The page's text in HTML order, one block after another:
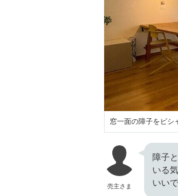
窓一面の障子をピシ
売主さま
障子
いる
いい